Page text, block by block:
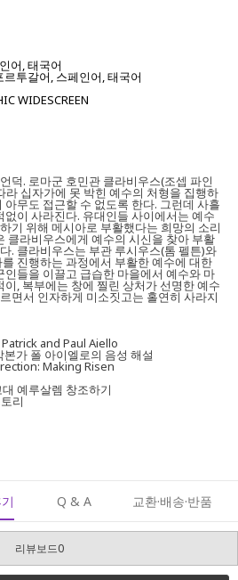
어, 태국어
투갈어, 스페인어, 태국어
WIDESCREEN
덕. 로마군 호민관 클라비우스(조셉 파인
라 십자가에 못 박힌 예수의 처형을 집행하
무도 접근할 수 없도록 한다. 그런데 사흘
이 사라진다. 유대인들 사이에서는 예수
기 위해 메시아로 부활했다는 희망의 소리
클라비우스에게 예수의 시신을 찾아 부활
. 클라비우스는 부관 루시우스(톰 펠튼)와
진행하는 과정에서 부활한 예수에 대한
인들을 이끌고 급습한 마을에서 예수와 마
, 복부에는 창에 찔린 상처가 선명한 예수
면서 인자하게 미소짓고는 홀연히 사라지
and Paul Aiello
가 폴 아이엘로의 음성 해설
Making Risen
예루살렘 창조하기
리
Q & A 교환·배송·반품
리뷰보드0